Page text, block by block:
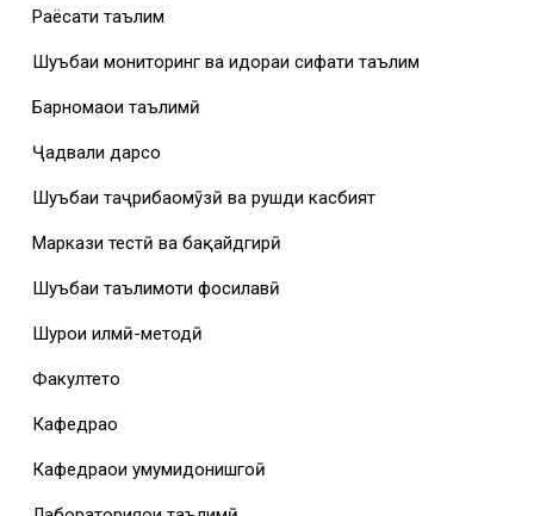
Раёсати таълим
Шуъбаи мониторинг ва идораи сифати таълим
Барномаҳои таълимӣ
Ҷадвали дарсҳо
Шуъбаи таҷрибаомӯзӣ ва рушди касбият
Маркази тестӣ ва бақайдгирӣ
Шуъбаи таълимоти фосилавӣ
Шурои илмӣ-методӣ
Факултетҳо
Кафедраҳо
Кафедраҳои умумидонишгоҳӣ